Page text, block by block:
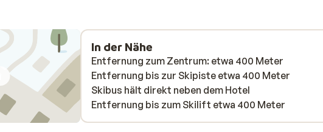
In der Nähe
Entfernung zum Zentrum: etwa 400 Meter
Entfernung bis zur Skipiste etwa 400 Meter
Skibus hält direkt neben dem Hotel
Entfernung bis zum Skilift etwa 400 Meter